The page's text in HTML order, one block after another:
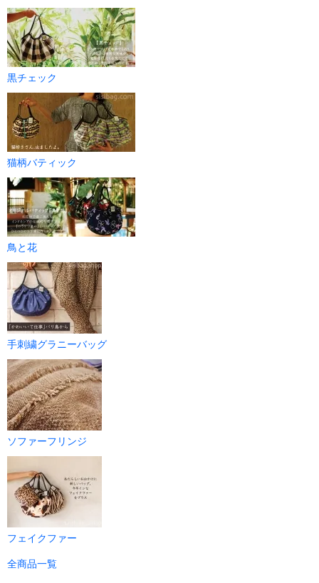
黒チェック
猫柄バティック
鳥と花
手刺繍グラニーバッグ
ソファーフリンジ
フェイクファー
全商品一覧